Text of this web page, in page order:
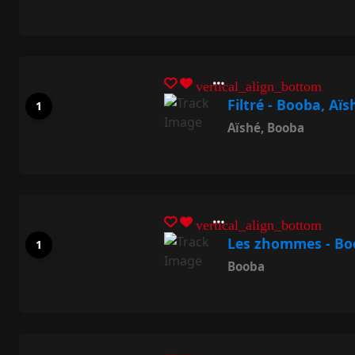
vertical_align_bottom
Filtré - Booba,
Aïshé, Booba
vertical_align_bottom
Les zhommes -
Booba